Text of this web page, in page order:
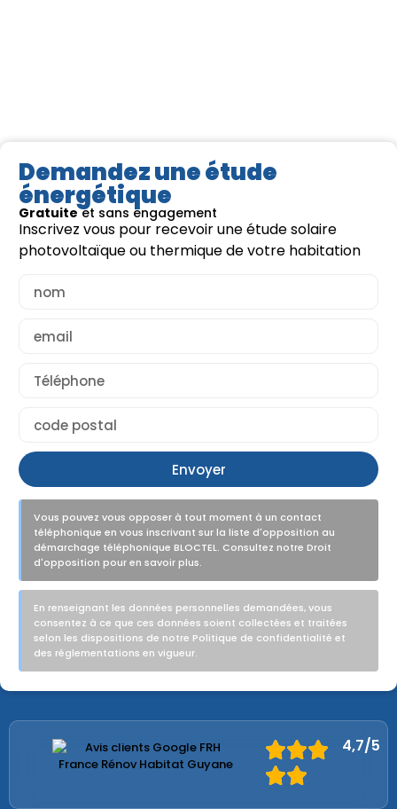
Lire la suite >
Demandez une étude
énergétique
Gratuiteet sans engagement
Inscrivez vous pour recevoir une étude solaire
photovoltaïque ou thermique de votre habitation
Envoyer
Vous pouvez vous opposer à tout moment à un contact
téléphonique en vous inscrivant sur la liste d'opposition au
démarchage téléphonique BLOCTEL. Consultez notre Droit
d'opposition pour en savoir plus.
En renseignant les données personnelles demandées, vous
consentez à ce que ces données soient collectées et traitées
selon les dispositions de notre Politique de confidentialité et
des réglementations en vigueur.
4,7/5